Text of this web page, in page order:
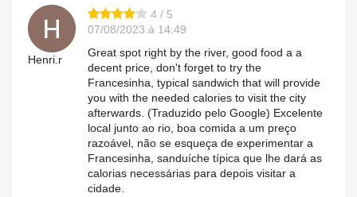
Henri.r
4 / 5
07/08/2023 à 14:49
Great spot right by the river, good food a a
decent price, don't forget to try the
Francesinha, typical sandwich that will provide
you with the needed calories to visit the city
afterwards. (Traduzido pelo Google) Excelente
local junto ao rio, boa comida a um preço
razoável, não se esqueça de experimentar a
Francesinha, sanduíche típica que lhe dará as
calorias necessárias para depois visitar a
cidade.